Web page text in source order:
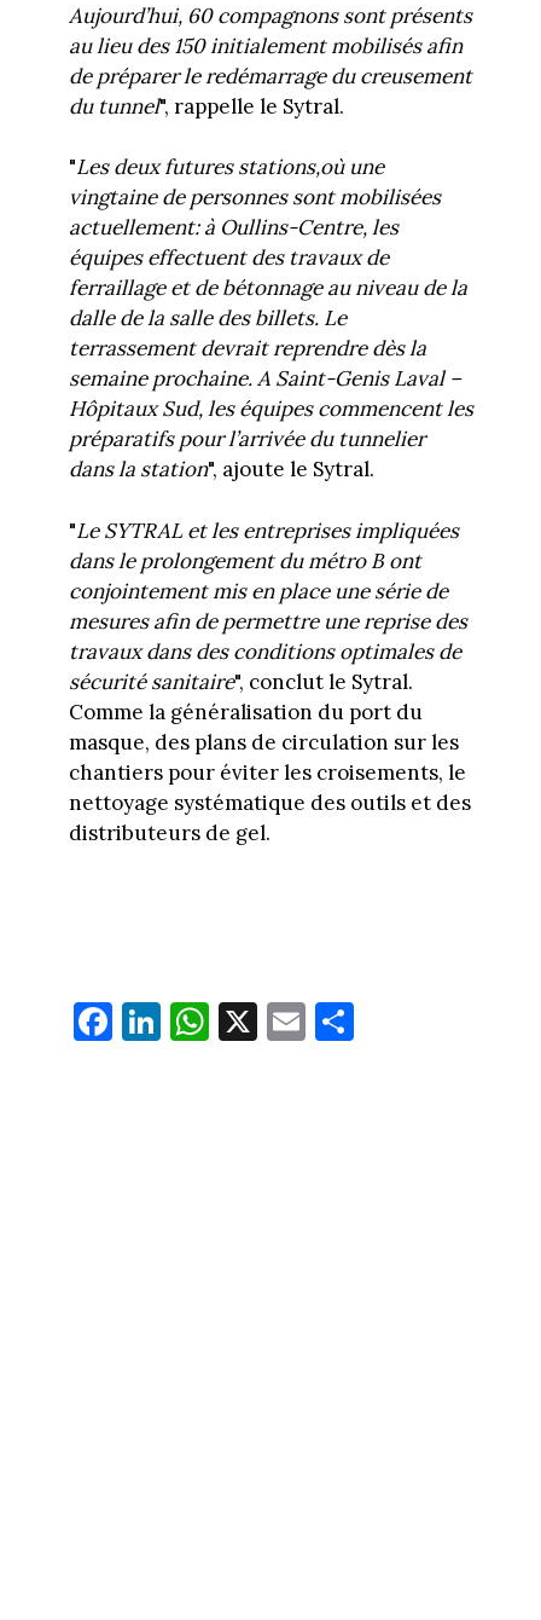
Aujourd’hui, 60 compagnons sont présents
au lieu des 150 initialement mobilisés afin
de préparer le redémarrage du creusement
du tunnel", rappelle le Sytral.
"Les deux futures stations,où une
vingtaine de personnes sont mobilisées
actuellement: à Oullins-Centre, les
équipes effectuent des travaux de
ferraillage et de bétonnage au niveau de la
dalle de la salle des billets. Le
terrassement devrait reprendre dès la
semaine prochaine. A Saint-Genis Laval –
Hôpitaux Sud, les équipes commencent les
préparatifs pour l’arrivée du tunnelier
dans la station", ajoute le Sytral.
"Le SYTRAL et les entreprises impliquées
dans le prolongement du métro B ont
conjointement mis en place une série de
mesures afin de permettre une reprise des
travaux dans des conditions optimales de
sécurité sanitaire", conclut le Sytral.
Comme la généralisation du port du
masque, des plans de circulation sur les
chantiers pour éviter les croisements, le
nettoyage systématique des outils et des
distributeurs de gel.
Fa
ce
Li
nk
W
ha
X E
m
Pa